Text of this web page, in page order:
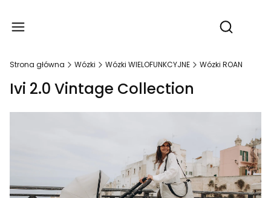
Otwórz
Strona główna Wózki Wózki WIELOFUNKCYJNE Wózki ROAN
Ivi 2.0 Vintage Collection